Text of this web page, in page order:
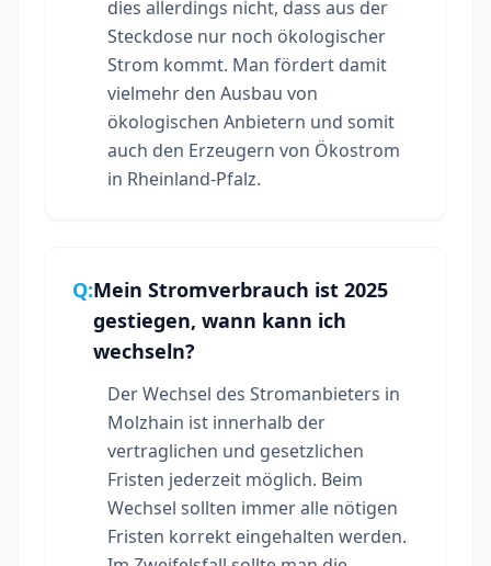
dies allerdings nicht, dass aus der
Steckdose nur noch ökologischer
Strom kommt. Man fördert damit
vielmehr den Ausbau von
ökologischen Anbietern und somit
auch den Erzeugern von Ökostrom
in Rheinland-Pfalz.
Q:Mein Stromverbrauch ist 2025
gestiegen, wann kann ich
wechseln?
Der Wechsel des Stromanbieters in
Molzhain ist innerhalb der
vertraglichen und gesetzlichen
Fristen jederzeit möglich. Beim
Wechsel sollten immer alle nötigen
Fristen korrekt eingehalten werden.